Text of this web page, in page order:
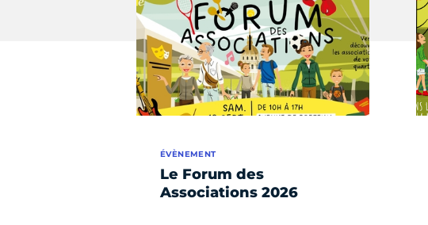
Le Forum des
Associations 2026
ÉVÈNEMENT